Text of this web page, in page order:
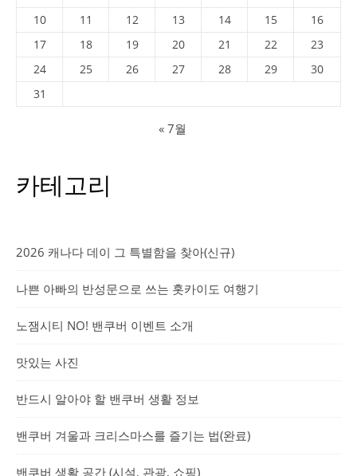
10
11 12 13 14 15
16
17
18 19 20 21 22
23
24
25 26 27 28 29
30
31
« 7월
카테고리
2026 캐나다 데이 그 특별함을 찾아(신규)
나쁜 아빠의 반성문으로 쓰는 홋카이도 여행기
노잼시티 NO! 밴쿠버 이벤트 소개
맛있는 사진
반드시 알아야 할 밴쿠버 생활 정보
밴쿠버 겨울과 크리스마스를 즐기는 법(완료)
밴쿠버 생활 공간 (시설, 관광, 쇼핑)